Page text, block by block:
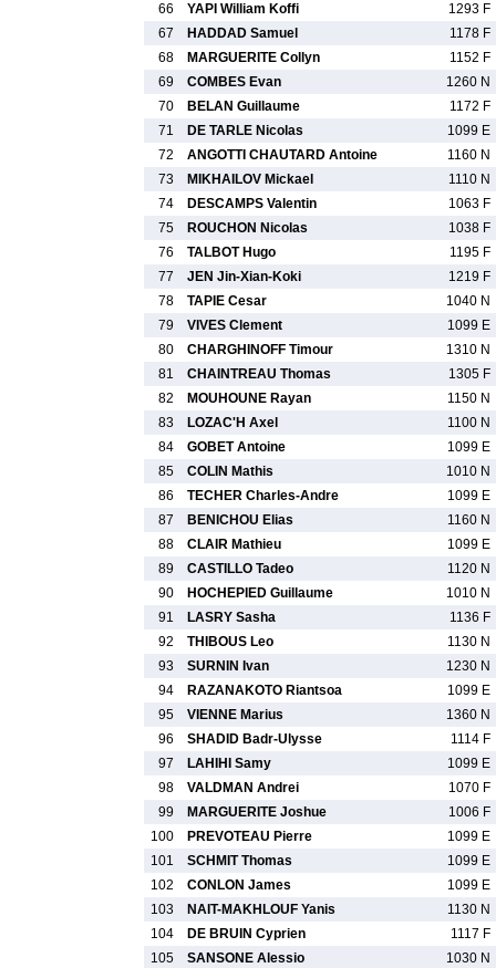
66
YAPI William Koffi
1293 F
67
HADDAD Samuel
1178 F
68
MARGUERITE Collyn
1152 F
69
COMBES Evan
1260 N
70
BELAN Guillaume
1172 F
71
DE TARLE Nicolas
1099 E
72
ANGOTTI CHAUTARD Antoine
1160 N
73
MIKHAILOV Mickael
1110 N
74
DESCAMPS Valentin
1063 F
75
ROUCHON Nicolas
1038 F
76
TALBOT Hugo
1195 F
77
JEN Jin-Xian-Koki
1219 F
78
TAPIE Cesar
1040 N
79
VIVES Clement
1099 E
80
CHARGHINOFF Timour
1310 N
81
CHAINTREAU Thomas
1305 F
82
MOUHOUNE Rayan
1150 N
83
LOZAC'H Axel
1100 N
84
GOBET Antoine
1099 E
85
COLIN Mathis
1010 N
86
TECHER Charles-Andre
1099 E
87
BENICHOU Elias
1160 N
88
CLAIR Mathieu
1099 E
89
CASTILLO Tadeo
1120 N
90
HOCHEPIED Guillaume
1010 N
91
LASRY Sasha
1136 F
92
THIBOUS Leo
1130 N
93
SURNIN Ivan
1230 N
94
RAZANAKOTO Riantsoa
1099 E
95
VIENNE Marius
1360 N
96
SHADID Badr-Ulysse
1114 F
97
LAHIHI Samy
1099 E
98
VALDMAN Andrei
1070 F
99
MARGUERITE Joshue
1006 F
100
PREVOTEAU Pierre
1099 E
101
SCHMIT Thomas
1099 E
102
CONLON James
1099 E
103
NAIT-MAKHLOUF Yanis
1130 N
104
DE BRUIN Cyprien
1117 F
105
SANSONE Alessio 1030 N